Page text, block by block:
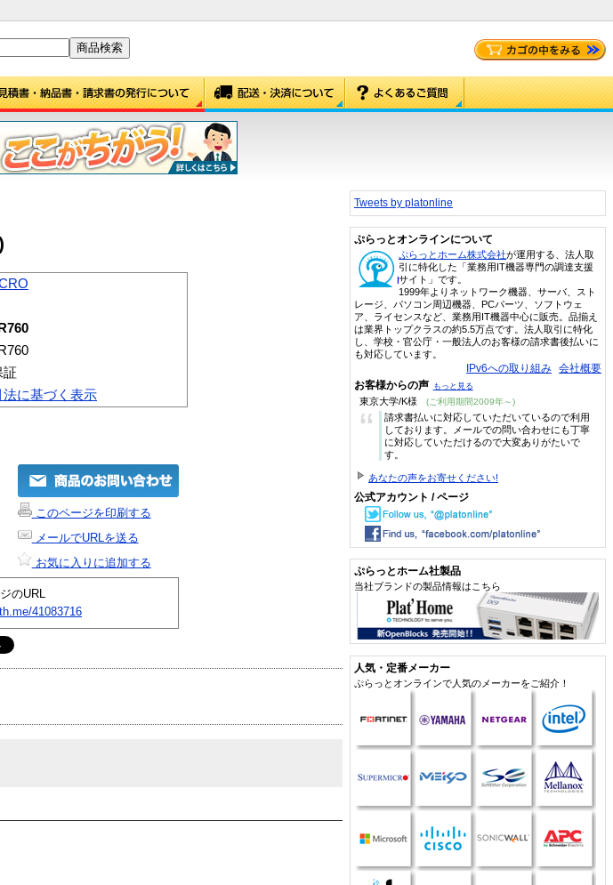
証
に基づく表示
このページを印刷する
メールでURLを送る
お気に入りに追加する
のURL
41083716
Tweets by platonline
ぷらっとオンラインについて
ぷらっとホーム株式会社が運用する、法人取
引に特化した「業務用IT機器専門の調達支援
サイト」です。
1999年よりネットワーク機器、サーバ、スト
レージ、パソコン周辺機器、PCパーツ、ソフトウェ
ア、ライセンスなど、業務用IT機器中心に販売。品揃え
は業界トップクラスの約5.5万点です。法人取引に特化
し、学校・官公庁・一般法人のお客様の請求書後払いに
も対応しています。
IPv6への取り組み 会社概要
お客様からの声 もっと見る
東京大学/K様 (ご利用期間2009年～)
“
請求書払いに対応していただいているので利用
しております。メールでの問い合わせにも丁寧
に対応していただけるので大変ありがたいで
す。
あなたの声をお寄せください!
公式アカウント / ページ
ぷらっとホーム社製品
当社ブランドの製品情報はこちら
人気・定番メーカー
ぷらっとオンラインで人気のメーカーをご紹介！